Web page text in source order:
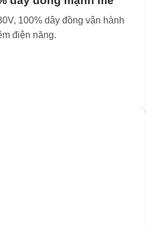
100% dây đồng vận hành
điện năng.